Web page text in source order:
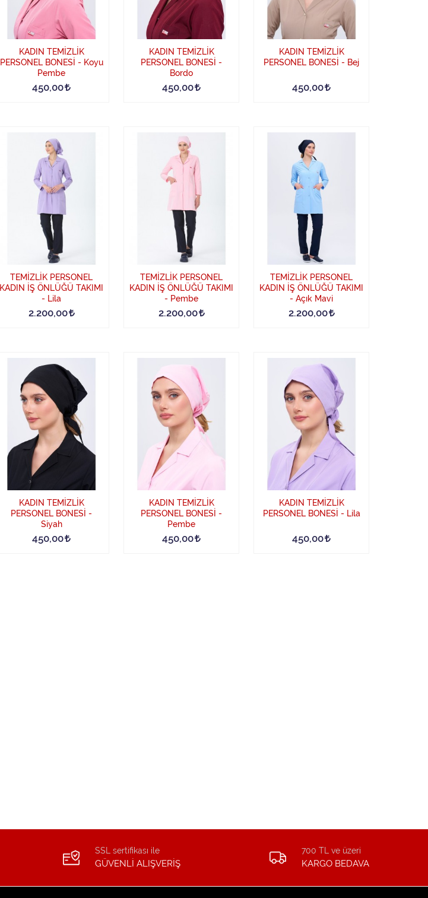
KADIN TEMİZLİK
PERSONEL BONESİ - Koyu
Pembe
450,00
KADIN TEMİZLİK
PERSONEL BONESİ -
Bordo
450,00
KADIN TEMİZLİK
PERSONEL BONESİ - Bej
450,00
TEMİZLİK PERSONEL
KADIN İŞ ÖNLÜĞÜ TAKIMI
- Lila
2.200,00
TEMİZLİK PERSONEL
KADIN İŞ ÖNLÜĞÜ TAKIMI
- Pembe
2.200,00
TEMİZLİK PERSONEL
KADIN İŞ ÖNLÜĞÜ TAKIMI
- Açık Mavi
2.200,00
KADIN TEMİZLİK
PERSONEL BONESİ -
Siyah
450,00
KADIN TEMİZLİK
PERSONEL BONESİ -
Pembe
450,00
KADIN TEMİZLİK
PERSONEL BONESİ - Lila
450,00
SSL sertifikası ile
GÜVENLİ ALIŞVERİŞ
700 TL ve üzeri
KARGO BEDAVA